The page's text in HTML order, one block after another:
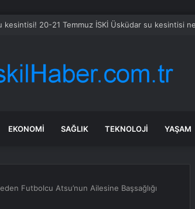
kesintisi! 20-21 Temmuz İSKİ Üsküdar su kesintisi
EKONOMI SAĞLIK TEKNOLOJI YAŞAM
Futbolcu Atsu’nun Ailesine Başsağlığı